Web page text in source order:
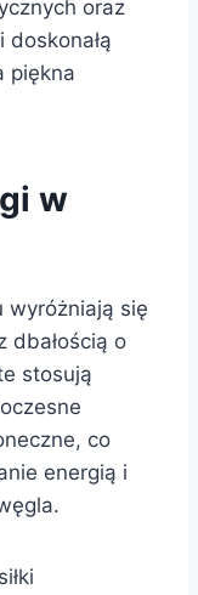
oraz
piękna
w
wyróżniają się
dbałością o
stosują
co
energią i